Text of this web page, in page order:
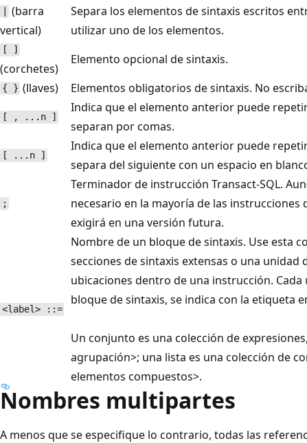
(barra
vertical)
Separa los elementos de sintaxis escritos
utilizar uno de los elementos.
[ ]
(corchetes)
Elemento opcional de sintaxis.
{ } (llaves) Elementos obligatorios de sintaxis. No
[ , ...n ]
Indica que el elemento anterior puede
separan por comas.
[ ...n ]
Indica que el elemento anterior puede
separa del siguiente con un espacio en
;
Terminador de instrucción Transact-SQL.
necesario en la mayoría de las instrucciones
exigirá en una versión futura.
<label> ::=
Nombre de un bloque de sintaxis. Use esta
secciones de sintaxis extensas o una unidad
ubicaciones dentro de una instrucción.
bloque de sintaxis, se indica con la etiqueta
Un conjunto es una colección de
agrupación>; una lista es una colección de
elementos compuestos>.
Nombres multipartes
A menos que se especifique lo contrario, todas las